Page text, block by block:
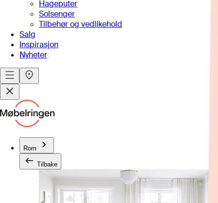
Hageputer
Solsenger
Tilbehør og vedlikehold
Salg
Inspirasjon
Nyheter
Rom
Tilbake